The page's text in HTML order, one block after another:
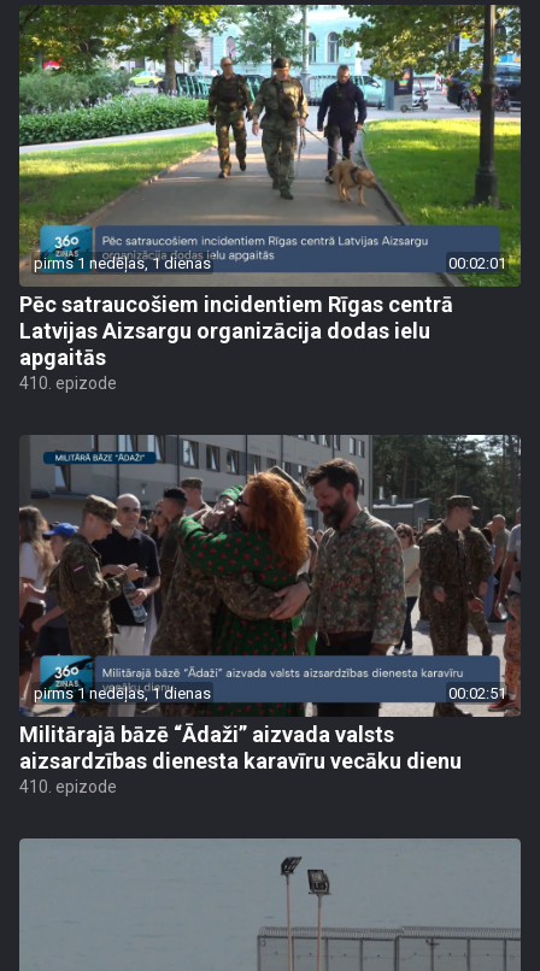
pirms 1 nedēļas, 1 dienas 00:02:01
Pēc satraucošiem incidentiem Rīgas centrā
Latvijas Aizsargu organizācija dodas ielu
apgaitās
410. epizode
pirms 1 nedēļas, 1 dienas 00:02:51
Militārajā bāzē “Ādaži” aizvada valsts
aizsardzības dienesta karavīru vecāku dienu
410. epizode